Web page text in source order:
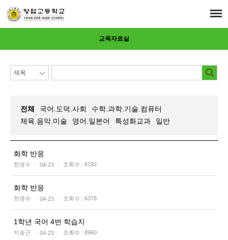
교육자료실
전체 국어.도덕.사회
수학.과학.기술.컴퓨터
체육.음악.미술
영어.일본어 특성화교과 일반
화학 반응
한경수 04-23 조회수 : 6192
화학 반응
한경수 04-23 조회수 : 6378
1학년 국어 4번 학습지
지송근 04-23 조회수 : 8960